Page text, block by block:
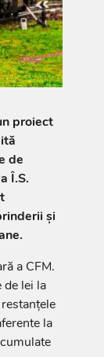
proiect
de
Î.S.
și
a CFM.
lei la
la